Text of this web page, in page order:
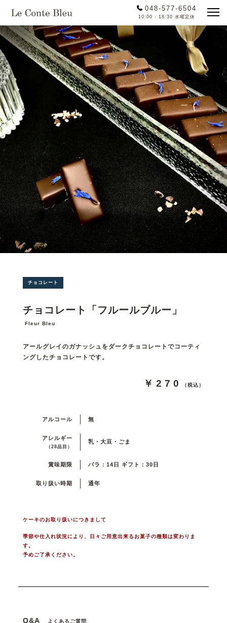
048-577-6504
10:00 - 18:30 水曜定休
チョコレート
チョコレート「フルールブルー」
Fleur Bleu
アールグレイのガナッシュをダークチョコレートでコーティ
ングしたチョコレートです。
￥270 （税込）
アルコール 無
アレルギー
（28品目）
乳・大豆・ごま
賞味期限 バラ：14日 ギフト：30日
取り扱い時期 通年
ケーキのお取り扱いにつきまして
季節や仕入れ状況により、日々ご用意出来るお菓子の種類は変わりま
す。
予めご了承ください。
Q&A よくあるご質問